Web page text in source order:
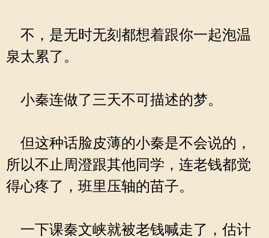
不，是无时无刻都想着跟你一起泡温
泉太累了。
小秦连做了三天不可描述的梦。
但这种话脸皮薄的小秦是不会说的，
所以不止周澄跟其他同学，连老钱都觉
得心疼了，班里压轴的苗子。
一下课秦文峡就被老钱喊走了，估计